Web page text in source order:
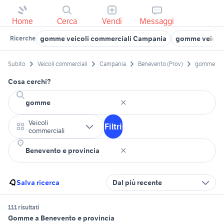
Home Cerca Vendi Messaggi
Ricerche gomme veicoli commerciali Campania gomme
Subito Veicoli commerciali Campania Benevento (Prov) gomme
Cosa cerchi?
Veicoli
commerciali
Filtri
Salva ricerca Dal più recente
111 risultati
Gomme a Benevento e provincia